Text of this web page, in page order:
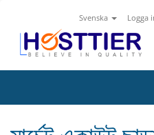
Svenska Logga